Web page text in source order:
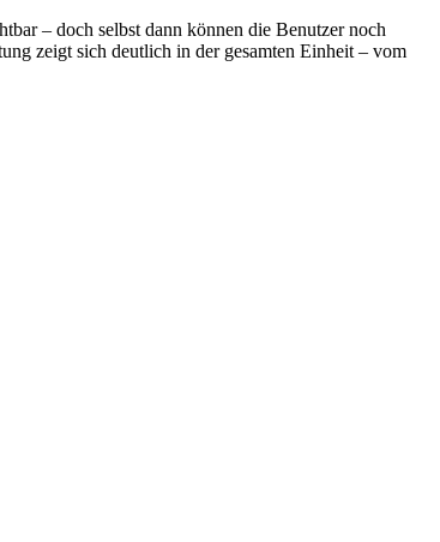
– doch selbst dann können die Benutzer noch
zeigt sich deutlich in der gesamten Einheit – vom